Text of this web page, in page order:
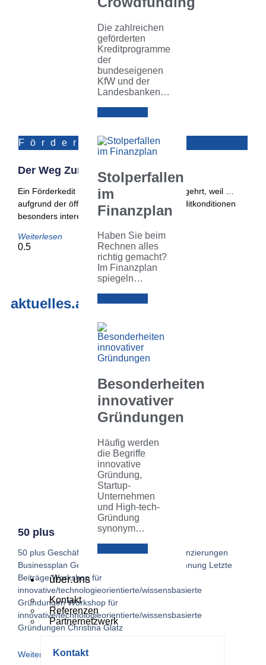
Die zahlreichen
geförderten
Kreditprogramme
der
bundeseigenen
KfW und der
Landesbanken…
Stolperfallen
im
Finanzplan
Haben Sie beim
Rechnen alles
richtig gemacht?
Im Finanzplan
spiegeln…
Besonderheiten
innovativer
Gründungen
Häufig werden
die Begriffe
innovative
Gründung,
Startup-
Unternehmen
und High-tech-
Gründung
synonym…
über.uns
Kontakt
Referenzen
Partnernetzwerk
Kontakt
Förderungen
Der Weg Zum Förderkredit
Ein Förderkedit ist aus zweierlei Gründen begehrt, weil …
aufgrund der öffentlichen Förderung die Kreditkonditionen
besonders interessant sind (d. h.
Weiterlesen
aktuelles.archiv
50 plus
50 plus Geschäftskonzept Förderungen Finanzierungen
Businessplan Geschäftsaufbau Kundengewinnung Letzte
Beiträge Workshop für
innovative/technologieorientierte/wissensbasierte
Gründungen Workshop für
innovative/technologieorientierte/wissensbasierte
Gründungen Christina Glatz
Weiterlesen